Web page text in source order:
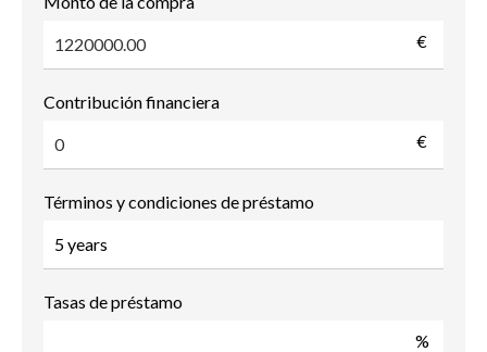
€
Contribución financiera
€
Términos y condiciones de préstamo
Tasas de préstamo
%